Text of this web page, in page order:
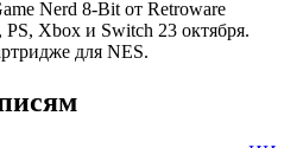
Nerd 8-Bit от Retroware
Xbox и Switch 23 октября.
для NES.